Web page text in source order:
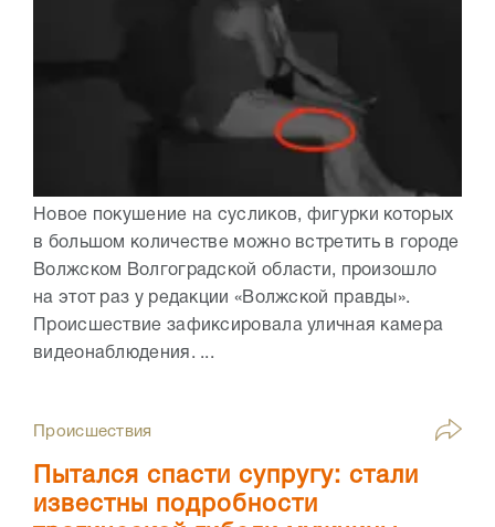
Новое покушение на сусликов, фигурки которых
в большом количестве можно встретить в городе
Волжском Волгоградской области, произошло
на этот раз у редакции «Волжской правды».
Происшествие зафиксировала уличная камера
видеонаблюдения. ...
Происшествия
Пытался спасти супругу: стали
известны подробности